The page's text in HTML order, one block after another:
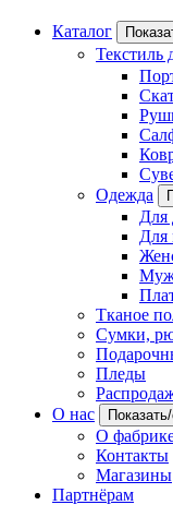
Каталог
Текстиль
Одежда
Для
Для
Тканое
Сумки,
Пледы
О нас
О
Контакты
Магазины
Партнёрам